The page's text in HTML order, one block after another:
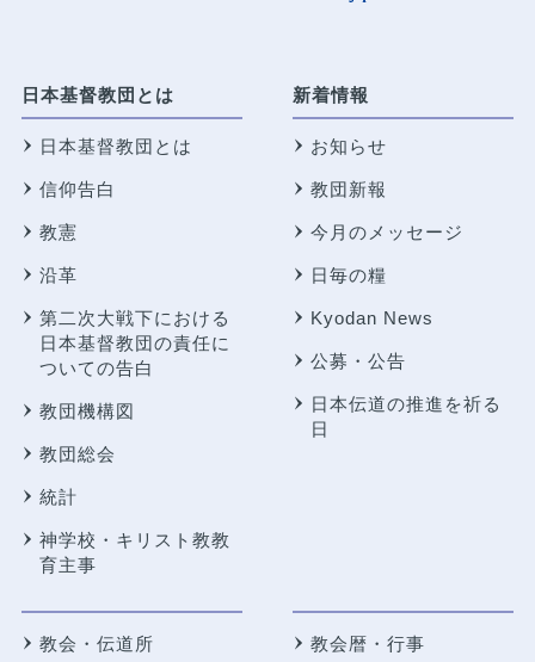
日本基督教団とは
日本基督教団とは
信仰告白
教憲
沿革
第二次大戦下における
日本基督教団の責任に
ついての告白
教団機構図
教団総会
統計
神学校・キリスト教教
育主事
新着情報
お知らせ
教団新報
今月のメッセージ
日毎の糧
Kyodan News
公募・公告
日本伝道の推進を祈る
日
教会・伝道所 教会暦・行事